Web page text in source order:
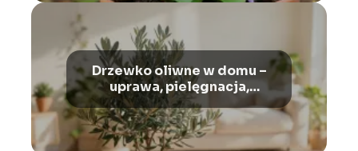
Drzewko oliwne w domu –
uprawa, pielęgnacja,
podlewanie